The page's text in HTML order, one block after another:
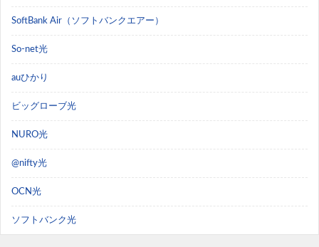
SoftBank Air（ソフトバンクエアー）
So-net光
auひかり
ビッグローブ光
NURO光
@nifty光
OCN光
ソフトバンク光